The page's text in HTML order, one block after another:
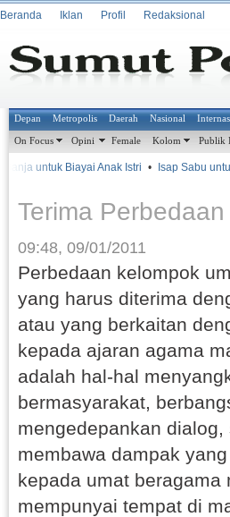
Beranda Iklan Profil Redaksional
Depan Metropolis Daerah Nasional
On Focus Opini Female Kolom Publik
untuk Biayai Anak Istri • Isap Sabu untuk
Terima
09:48, 09/01/2011
Perbedaan kelompok
yang harus diterima
atau yang berkaitan
kepada ajaran agama
adalah hal-hal
bermasyarakat,
mengedepankan
membawa dampak
kepada umat
mempunyai tempat di